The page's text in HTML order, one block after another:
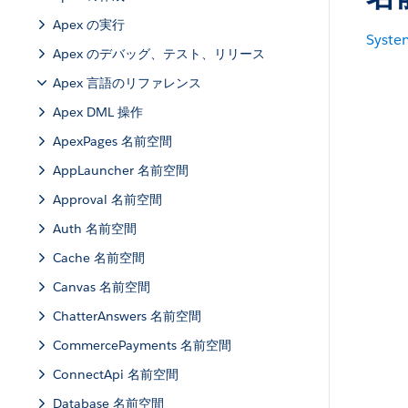
Apex の実行
Apex のデバッグ、テスト、リリース
Apex 言語のリファレンス
Apex DML 操作
ApexPages 名前空間
AppLauncher 名前空間
Approval 名前空間
Auth 名前空間
Cache 名前空間
Canvas 名前空間
ChatterAnswers 名前空間
CommercePayments 名前空間
ConnectApi 名前空間
Database 名前空間